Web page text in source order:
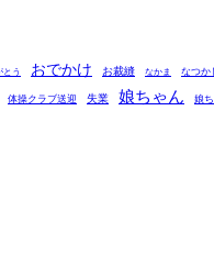
とう おでかけ お裁縫 なかま なつか
体操クラブ送迎 失業 娘ちゃん 娘